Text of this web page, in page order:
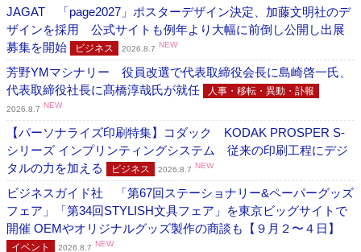
JAGAT 「page2027」ポスターデザイン決定、加藤文明社のデ
ザインを採用 公式サイトも例年より大幅に前倒し公開し出展
募集を開始
ビジネス 2026.8.7 NEW
芳野YMマシナリー 役員改選で代表取締役会長に島崎啓一氏、
代表取締役社長に髙橋淳哉氏が就任
人事・移転・異動・訃報
2026.8.7 NEW
【パーソナライズ印刷特集】コダック KODAK PROSPER S-
シリーズ インプリンティングシステム 従来の印刷工程にデジ
タルの力を加える
ビジネス 2026.8.7 NEW
ビジネスガイド社 「第67回ステーショナリー&ペーパーグッズ
フェア」「第34回STYLISH文具フェア」を東京ビッグサイトで
開催 OEMやオリジナルグッズ製作の商談も【９月２〜４日】
イベント 2026.8.7 NEW